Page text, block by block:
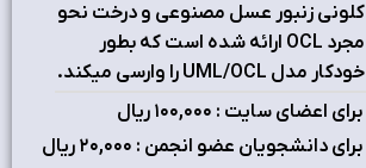
کلونی زنبور عسل مصنوعی و درخت نحو
مجرد OCL ارائه شده است که بطور
خودکار مدل UML/OCL را وارسی میکند.
برای اعضای سایت : ۱٠٠,٠٠٠ ریال
برای دانشجویان عضو انجمن : ۲٠,٠٠٠ ریال